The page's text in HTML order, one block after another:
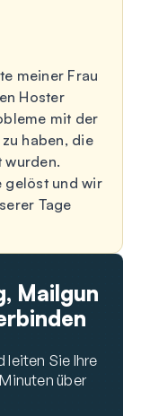
meiner Frau
Hoster
mit der
haben, die
wurden.
gelöst und wir
Tage
Mailgun
leiten Sie Ihre
über